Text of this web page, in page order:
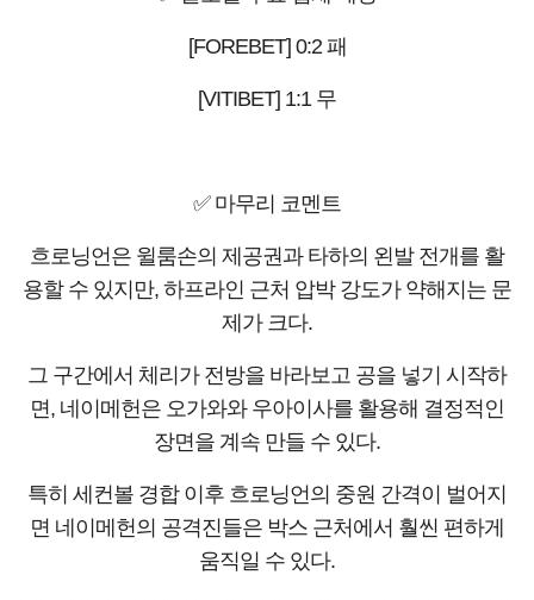
[FOREBET] 0:2 패
[VITIBET] 1:1 무
✅ 마무리 코멘트
흐로닝언은 윌룸손의 제공권과 타하의 왼발 전개를 활
용할 수 있지만, 하프라인 근처 압박 강도가 약해지는 문
제가 크다.
그 구간에서 체리가 전방을 바라보고 공을 넣기 시작하
면, 네이메헌은 오가와와 우아이사를 활용해 결정적인
장면을 계속 만들 수 있다.
특히 세컨볼 경합 이후 흐로닝언의 중원 간격이 벌어지
면 네이메헌의 공격진들은 박스 근처에서 훨씬 편하게
움직일 수 있다.